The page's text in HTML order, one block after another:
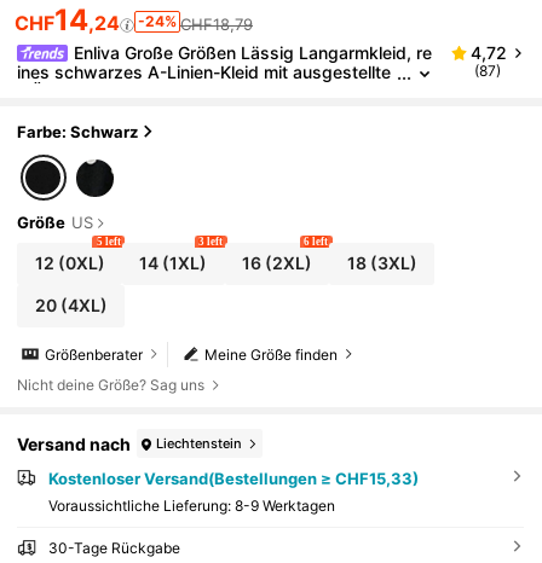
CHF14,24 -24% CHF18,79
Enliva Große Größen Lässig Langarmkleid, re
ines schwarzes A-Linien-Kleid mit ausgestellte
4,72
(87)
Farbe: Schwarz
Größe US
12 (0XL)
5 left
14 (1XL)
3 left
16(2XL)
6 left
18(3XL)
20(4XL)
Meine Größe finden
Größenberater
Nicht deine Größe? Sag uns
Versand nach Liechtenstein
Kostenloser Versand(Bestellungen ≥ CHF15,33)
Voraussichtliche Lieferung: 8-9 Werktagen
30-Tage Rückgabe